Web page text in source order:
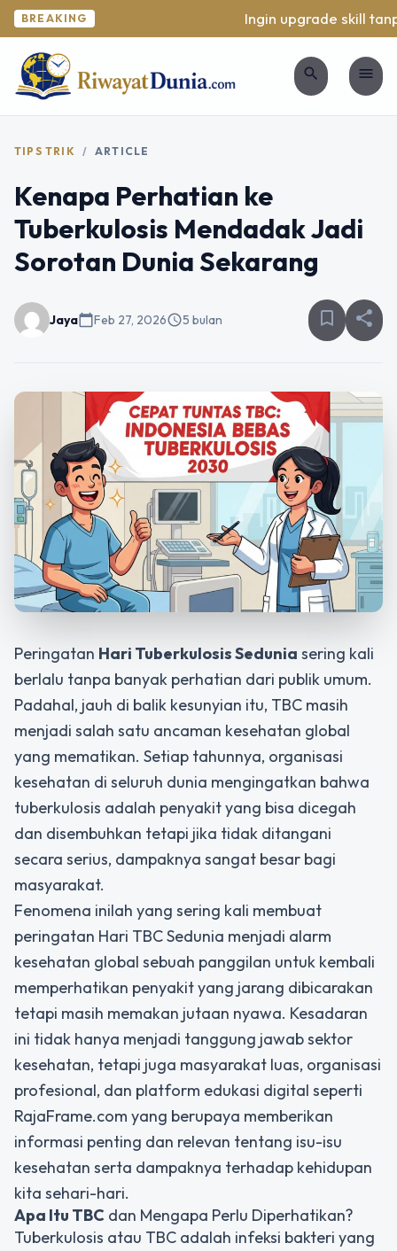
BREAKING Ingin upgrade skill
search menu
TIPS TRIK / ARTICLE
Kenapa Perhatian ke
Tuberkulosis Mendadak Jadi
Sorotan Dunia Sekarang
Jayacalendar_todayFeb 27, 2026schedule5 bulan bookmark_border share
Peringatan Hari Tuberkulosis Sedunia sering kali
berlalu tanpa banyak perhatian dari publik umum.
Padahal, jauh di balik kesunyian itu, TBC masih
menjadi salah satu ancaman kesehatan global
yang mematikan. Setiap tahunnya, organisasi
kesehatan di seluruh dunia mengingatkan bahwa
tuberkulosis adalah penyakit yang bisa dicegah
dan disembuhkan tetapi jika tidak ditangani
secara serius, dampaknya sangat besar bagi
masyarakat.
Fenomena inilah yang sering kali membuat
peringatan Hari TBC Sedunia menjadi alarm
kesehatan global sebuah panggilan untuk kembali
memperhatikan penyakit yang jarang dibicarakan
tetapi masih memakan jutaan nyawa. Kesadaran
ini tidak hanya menjadi tanggung jawab sektor
kesehatan, tetapi juga masyarakat luas, organisasi
profesional, dan platform edukasi digital seperti
RajaFrame.com yang berupaya memberikan
informasi penting dan relevan tentang isu-isu
kesehatan serta dampaknya terhadap kehidupan
kita sehari-hari.
Apa Itu TBC dan Mengapa Perlu Diperhatikan?
Tuberkulosis atau TBC adalah infeksi bakteri yang